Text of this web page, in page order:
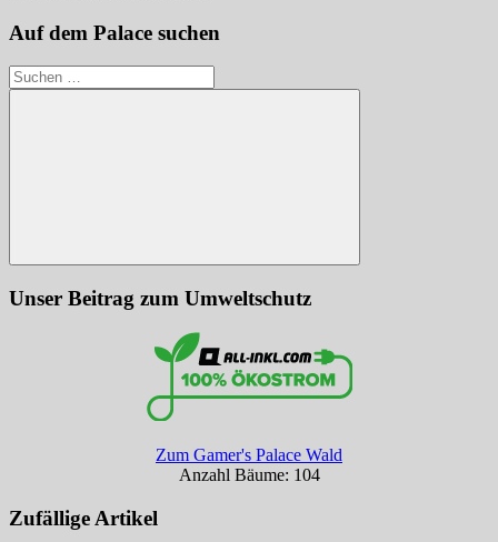
Auf dem Palace suchen
Suchen
nach:
Suchen
Unser Beitrag zum Umweltschutz
Zum Gamer's Palace Wald
Anzahl Bäume: 104
Zufällige Artikel